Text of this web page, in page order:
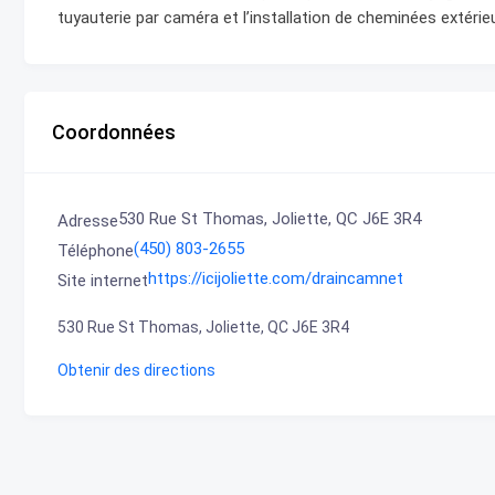
tuyauterie par caméra et l’installation de cheminées
Coordonnées
Adresse530 Rue St Thomas, Joliette, QC J6E 3R4
Téléphone(450) 803-2655
Site internethttps://icijoliette.com/draincamnet
530 Rue St Thomas, Joliette, QC J6E 3R4
Obtenir des directions